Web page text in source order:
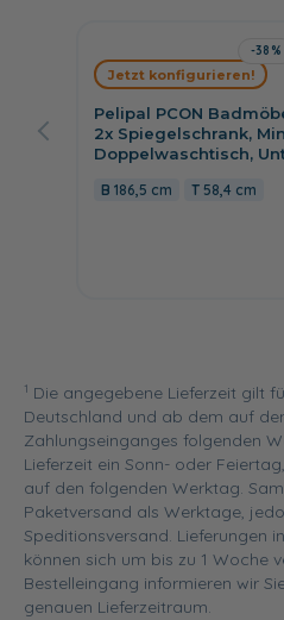
-38%
Pelipal PCON
2x Spiegelschrank,
Doppelwaschtisch,
186,5 cm 58,4 cm
Jetzt konfigurieren!
1 Die angegebene Lieferzeit gilt
Deutschland und ab dem auf
Zahlungseinganges folgenden
Lieferzeit ein Sonn- oder
auf den folgenden Werktag.
Paketversand als Werktage,
Speditionsversand. Lieferungen
können sich um bis zu 1 Woche
Bestelleingang informieren wir
genauen Lieferzeitraum.